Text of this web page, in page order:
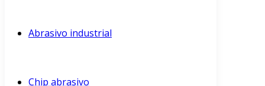
Abrasivo industrial
Chip abrasivo